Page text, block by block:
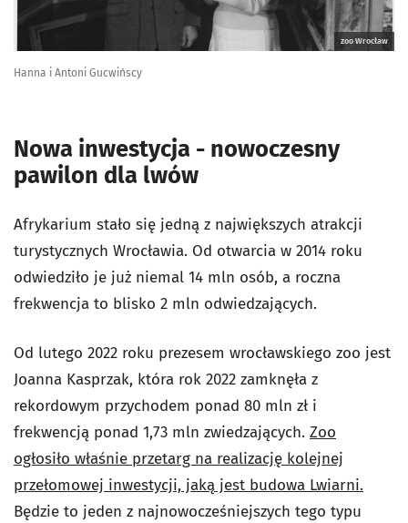
zoo Wrocław
Hanna i Antoni Gucwińscy
Nowa inwestycja - nowoczesny
pawilon dla lwów
Afrykarium stało się jedną z największych atrakcji
turystycznych Wrocławia. Od otwarcia w 2014 roku
odwiedziło je już niemal 14 mln osób, a roczna
frekwencja to blisko 2 mln odwiedzających.
Od lutego 2022 roku prezesem wrocławskiego zoo jest
Joanna Kasprzak, która rok 2022 zamknęła z
rekordowym przychodem ponad 80 mln zł i
frekwencją ponad 1,73 mln zwiedzających. Zoo
ogłosiło właśnie przetarg na realizację kolejnej
przełomowej inwestycji, jaką jest budowa Lwiarni.
Będzie to jeden z najnowocześniejszych tego typu